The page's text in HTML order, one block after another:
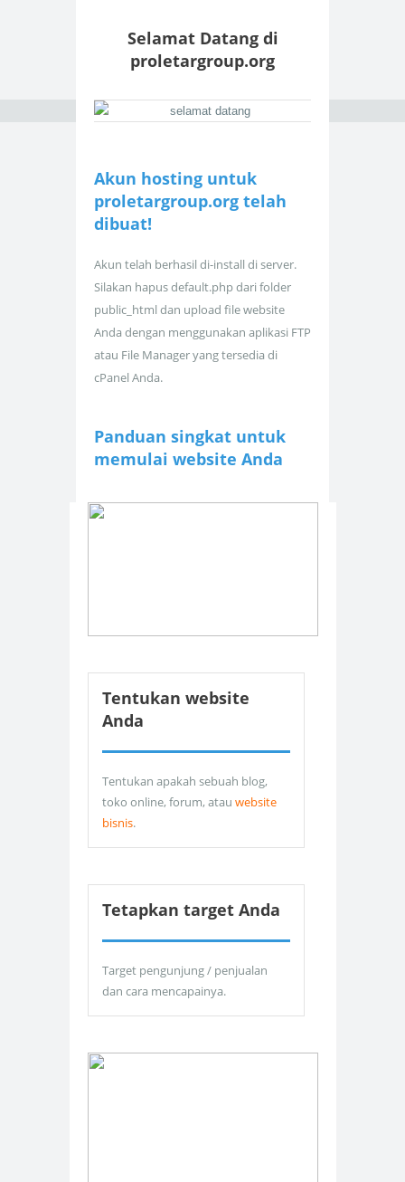
Selamat Datang di
proletargroup.org
Akun hosting untuk
proletargroup.org telah
dibuat!
Akun telah berhasil di-install di server.
Silakan hapus default.php dari folder
public_html dan upload file website
Anda dengan menggunakan aplikasi FTP
atau File Manager yang tersedia di
cPanel Anda.
Panduan singkat untuk
memulai website Anda
Tentukan website
Anda
Tentukan apakah sebuah blog,
toko online, forum, atau website
bisnis.
Tetapkan target Anda
Target pengunjung / penjualan
dan cara mencapainya.